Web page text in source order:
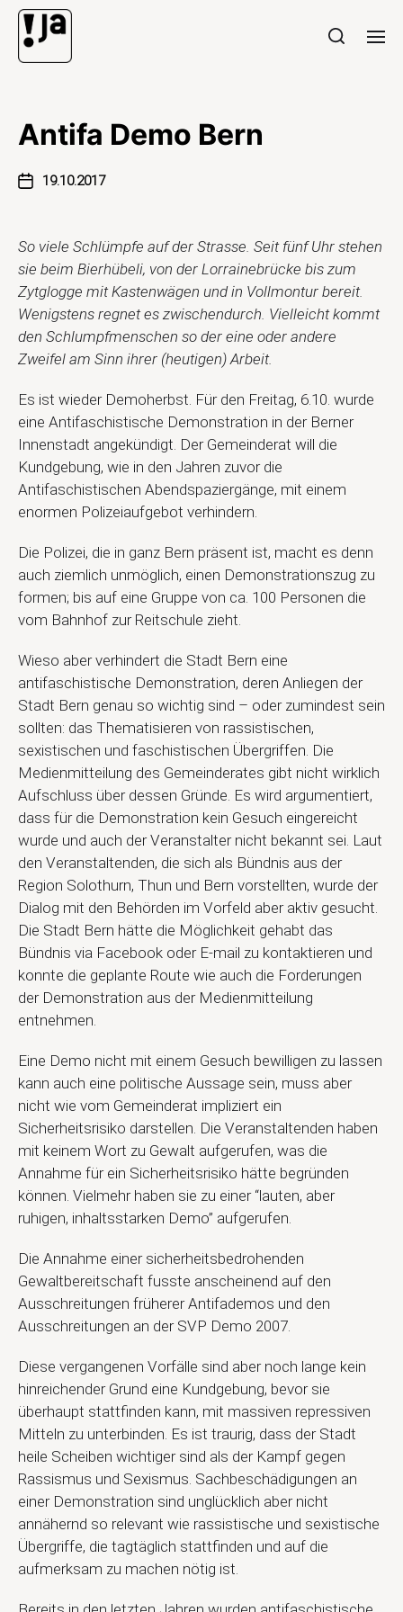
Antifa Demo Bern
19.10.2017
So viele Schlümpfe auf der Strasse. Seit fünf Uhr stehen
sie beim Bierhübeli, von der Lorrainebrücke bis zum
Zytglogge mit Kastenwägen und in Vollmontur bereit.
Wenigstens regnet es zwischendurch. Vielleicht kommt
den Schlumpfmenschen so der eine oder andere
Zweifel am Sinn ihrer (heutigen) Arbeit.
Es ist wieder Demoherbst. Für den Freitag, 6.10. wurde
eine Antifaschistische Demonstration in der Berner
Innenstadt angekündigt. Der Gemeinderat will die
Kundgebung, wie in den Jahren zuvor die
Antifaschistischen Abendspaziergänge, mit einem
enormen Polizeiaufgebot verhindern.
Die Polizei, die in ganz Bern präsent ist, macht es denn
auch ziemlich unmöglich, einen Demonstrationszug zu
formen; bis auf eine Gruppe von ca. 100 Personen die
vom Bahnhof zur Reitschule zieht.
Wieso aber verhindert die Stadt Bern eine
antifaschistische Demonstration, deren Anliegen der
Stadt Bern genau so wichtig sind – oder zumindest sein
sollten: das Thematisieren von rassistischen,
sexistischen und faschistischen Übergriffen. Die
Medienmitteilung des Gemeinderates gibt nicht wirklich
Aufschluss über dessen Gründe. Es wird argumentiert,
dass für die Demonstration kein Gesuch eingereicht
wurde und auch der Veranstalter nicht bekannt sei. Laut
den Veranstaltenden, die sich als Bündnis aus der
Region Solothurn, Thun und Bern vorstellten, wurde der
Dialog mit den Behörden im Vorfeld aber aktiv gesucht.
Die Stadt Bern hätte die Möglichkeit gehabt das
Bündnis via Facebook oder E-mail zu kontaktieren und
konnte die geplante Route wie auch die Forderungen
der Demonstration aus der Medienmitteilung
entnehmen.
Eine Demo nicht mit einem Gesuch bewilligen zu lassen
kann auch eine politische Aussage sein, muss aber
nicht wie vom Gemeinderat impliziert ein
Sicherheitsrisiko darstellen. Die Veranstaltenden haben
mit keinem Wort zu Gewalt aufgerufen, was die
Annahme für ein Sicherheitsrisiko hätte begründen
können. Vielmehr haben sie zu einer “lauten, aber
ruhigen, inhaltsstarken Demo” aufgerufen.
Die Annahme einer sicherheitsbedrohenden
Gewaltbereitschaft fusste anscheinend auf den
Ausschreitungen früherer Antifademos und den
Ausschreitungen an der SVP Demo 2007.
Diese vergangenen Vorfälle sind aber noch lange kein
hinreichender Grund eine Kundgebung, bevor sie
überhaupt stattfinden kann, mit massiven repressiven
Mitteln zu unterbinden. Es ist traurig, dass der Stadt
heile Scheiben wichtiger sind als der Kampf gegen
Rassismus und Sexismus. Sachbeschädigungen an
einer Demonstration sind unglücklich aber nicht
annähernd so relevant wie rassistische und sexistische
Übergriffe, die tagtäglich stattfinden und auf die
aufmerksam zu machen nötig ist.